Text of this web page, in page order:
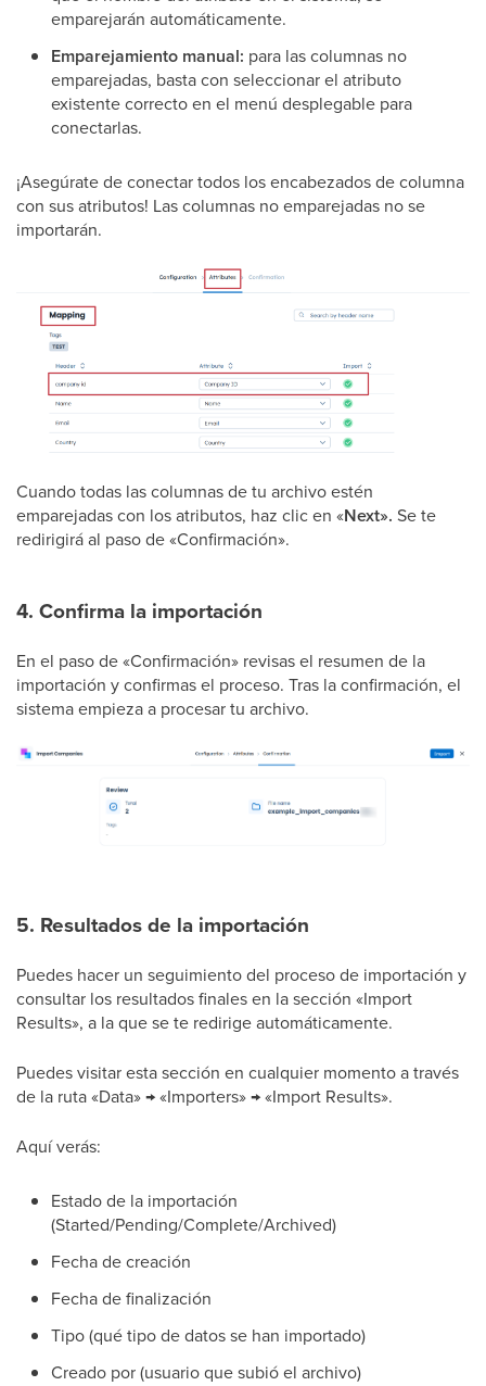
emparejarán automáticamente.
Emparejamiento manual: para las columnas no
emparejadas, basta con seleccionar el atributo
existente correcto en el menú desplegable para
conectarlas.
¡Asegúrate de conectar todos los encabezados de columna
con sus atributos! Las columnas no emparejadas no se
importarán.
Cuando todas las columnas de tu archivo estén
emparejadas con los atributos, haz clic en «Next». Se te
redirigirá al paso de «Confirmación».
4. Confirma la importación
En el paso de «Confirmación» revisas el resumen de la
importación y confirmas el proceso. Tras la confirmación, el
sistema empieza a procesar tu archivo.
5. Resultados de la importación
Puedes hacer un seguimiento del proceso de importación y
consultar los resultados finales en la sección «Import
Results», a la que se te redirige automáticamente.
Puedes visitar esta sección en cualquier momento a través
de la ruta «Data» → «Importers» → «Import Results».
Aquí verás:
Estado de la importación
(Started/Pending/Complete/Archived)
Fecha de creación
Fecha de finalización
Tipo (qué tipo de datos se han importado)
Creado por (usuario que subió el archivo)